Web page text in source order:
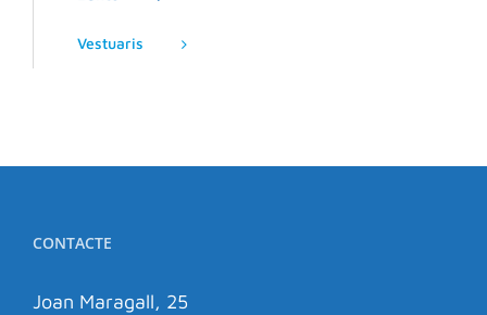
Vestuaris
CONTACTE
Joan Maragall, 25